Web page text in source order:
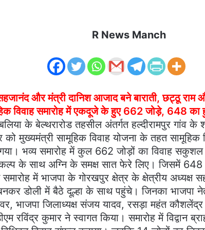
R News Manch
और मंत्री दानिश आजाद बने बाराती, छट्ठू राम
विवाह समारोह में एकदूजे के हुए 662 जोड़े, 648 का
के बेल्थरारोड तहसील अंतर्गत हल्दीरामपुर गांव
को मुख्यमंत्री सामूहिक विवाह योजना के तहत सामूहिक
भव्य समारोह में कुल 662 जोड़ों का विवाह
के साथ अग्नि के समक्ष सात फेरे लिए। जिसमें 648
में भाजपा के गोरखपुर क्षेत्र के क्षेत्रीय अध्यक्ष
डोली में बैठे दूल्हा के साथ पहुंचे। जिनका भाजपा
भाजपा जिलाध्यक्ष संजय यादव, रसड़ा महंत कौशलेंद्र
रविंद्र कुमार ने स्वागत किया। समारोह में विद्वान